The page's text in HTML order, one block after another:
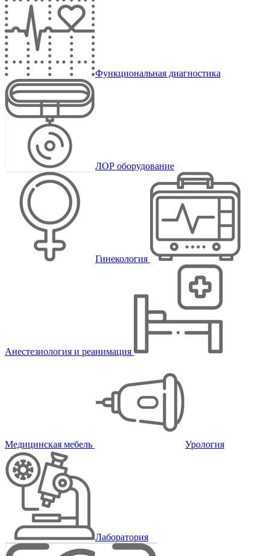
Функциональная диагностика
ЛОР оборудование
Гинекология
Анестезиология и реанимация
Медицинская мебель Урология
Лаборатория